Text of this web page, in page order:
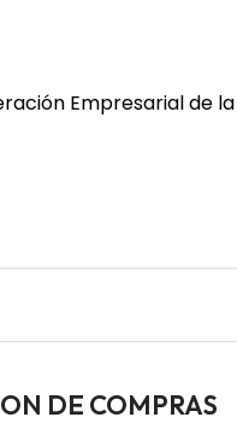
Empresarial de
DE COMPRAS